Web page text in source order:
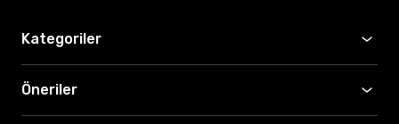
Kategoriler
Öneriler